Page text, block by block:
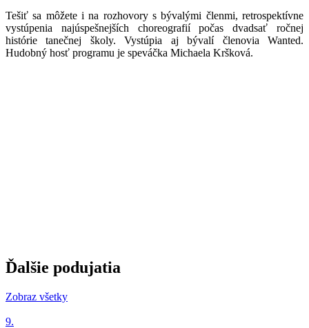
Tešiť sa môžete i na rozhovory s bývalými členmi, retrospektívne
vystúpenia najúspešnejších choreografií počas dvadsať ročnej
histórie tanečnej školy. Vystúpia aj bývalí členovia Wanted.
Hudobný hosť programu je speváčka Michaela Kršková.
Ďalšie podujatia
Zobraz všetky
9.